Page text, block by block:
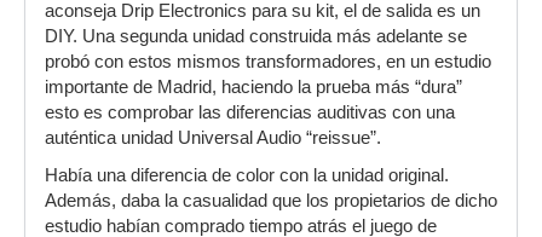
aconseja Drip Electronics para su kit, el de salida es un
DIY. Una segunda unidad construida más adelante se
probó con estos mismos transformadores, en un estudio
importante de Madrid, haciendo la prueba más “dura”
esto es comprobar las diferencias auditivas con una
auténtica unidad Universal Audio “reissue”.
Había una diferencia de color con la unidad original.
Además, daba la casualidad que los propietarios de dicho
estudio habían comprado tiempo atrás el juego de